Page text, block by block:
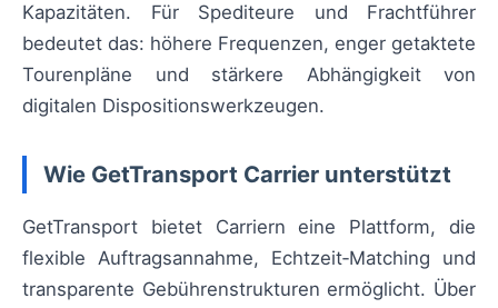
Kapazitäten. Für Spediteure und Frachtführer
bedeutet das: höhere Frequenzen, enger getaktete
Tourenpläne und stärkere Abhängigkeit von
digitalen Dispositionswerkzeugen.
Wie GetTransport Carrier unterstützt
GetTransport bietet Carriern eine Plattform, die
flexible Auftragsannahme, Echtzeit‑Matching und
transparente Gebührenstrukturen ermöglicht. Über